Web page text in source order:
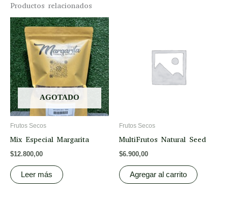
Productos relacionados
AGOTADO
Frutos Secos
Mix Especial Margarita
$12.800,00
Leer más
Frutos Secos
MultiFrutos Natural Seed
$6.900,00
Agregar al carrito